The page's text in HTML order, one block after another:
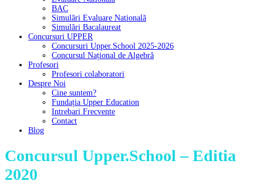
BAC
Simulări Evaluare Natională
Simulări Bacalaureat
Concursuri UPPER
Concursuri Upper.School 2025-2026
Concursul Național de Algebră
Profesori
Profesori colaboratori
Despre Noi
Cine suntem?
Fundația Upper Education
Intrebari Frecvente
Contact
Blog
Concursul Upper.School – Editia
2020